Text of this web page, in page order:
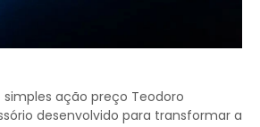
ação preço Teodoro
desenvolvido para transformar a